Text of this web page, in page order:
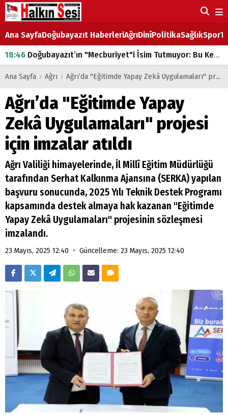
Ana SayfaDoğubayazıt HaberleriAğrıDinîPolitikaSağlıkSpor
18:46 Doğubayazıt’ın "Mecburiyet"i İsim Tutmuyor: Bu Kez de Mem u Zîn Oldu!
07:53Doğubayazıt’ta Ekmek Fiyatlarına Zam
07:16 Doğubayazıt'ta çocukların sırtındaki ağır yük
07:00 DEVLET ve HÜKÜMET
18:29ÇARŞI CADDESİ YAZ BOZ TAHTASI
Ana Sayfa › Ağrı › Ağrı’da "Eğitimde Yapay Zekâ Uygulamaları" projesi için imzalar atıldı
Ağrı’da "Eğitimde Yapay
Zekâ Uygulamaları" projesi
için imzalar atıldı
Ağrı Valiliği himayelerinde, İl Millî Eğitim Müdürlüğü
tarafından Serhat Kalkınma Ajansına (SERKA) yapılan
başvuru sonucunda, 2025 Yılı Teknik Destek Programı
kapsamında destek almaya hak kazanan "Eğitimde
Yapay Zekâ Uygulamaları" projesinin sözleşmesi
imzalandı.
23 Mayıs, 2025 12:40 • Güncelleme: 23 Mayıs, 2025 12:40